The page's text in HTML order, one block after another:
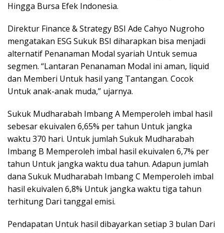
Hingga Bursa Efek Indonesia.
Direktur Finance & Strategy BSI Ade Cahyo Nugroho
mengatakan ESG Sukuk BSI diharapkan bisa menjadi
alternatif Penanaman Modal syariah Untuk semua
segmen. “Lantaran Penanaman Modal ini aman, liquid
dan Memberi Untuk hasil yang Tantangan. Cocok
Untuk anak-anak muda,” ujarnya.
Sukuk Mudharabah Imbang A Memperoleh imbal hasil
sebesar ekuivalen 6,65% per tahun Untuk jangka
waktu 370 hari. Untuk jumlah Sukuk Mudharabah
Imbang B Memperoleh imbal hasil ekuivalen 6,7% per
tahun Untuk jangka waktu dua tahun. Adapun jumlah
dana Sukuk Mudharabah Imbang C Memperoleh imbal
hasil ekuivalen 6,8% Untuk jangka waktu tiga tahun
terhitung Dari tanggal emisi.
Pendapatan Untuk hasil dibayarkan setiap 3 bulan Dari